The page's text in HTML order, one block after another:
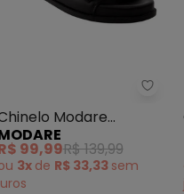
- Tamanco Preto em
Modare
em Sintético
99,99R$ 139,99
3x de R$ 33,33 sem